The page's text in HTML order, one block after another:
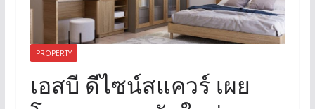
PROPERTY
เอสบี ดีไซน์สแควร์ เผย